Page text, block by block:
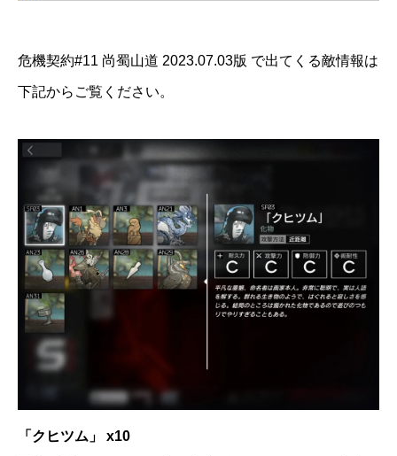
危機契約#11 尚蜀山道 2023.07.03版 で出てくる敵情報は
下記からご覧ください。
「クヒツム」 x10